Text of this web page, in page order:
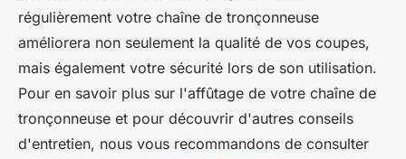
régulièrement votre chaîne de tronçonneuse
améliorera non seulement la qualité de vos coupes,
mais également votre sécurité lors de son utilisation.
Pour en savoir plus sur l'affûtage de votre chaîne de
tronçonneuse et pour découvrir d'autres conseils
d'entretien, nous vous recommandons de consulter